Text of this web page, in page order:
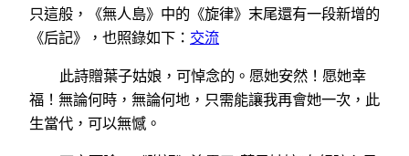
只這般，《無人島》中的《旋律》末尾還有一段新增的
《后記》，也照錄如下： 交流
此詩贈葉子姑娘，可悼念的。愿她安然！愿她幸
福！無論何時，無論何地，只需能讓我再會她一次，此
生當代，可以無憾。